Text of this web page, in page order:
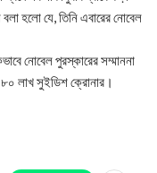
হলো যে, তিনি এবারের নোবেল
নোবেল পুরস্কারের সম্মাননা
৮০ লাখ সুইডিশ ক্রোনার।